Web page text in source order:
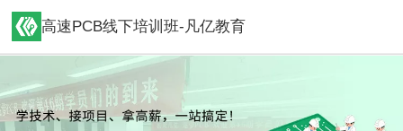
高速PCB线下培训班-凡亿教育